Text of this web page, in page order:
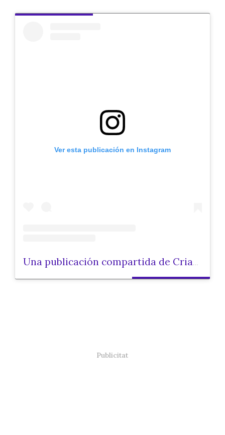
Ver esta publicación en Instagram
Una publicación compartida de Criar.cat (@criarcat)